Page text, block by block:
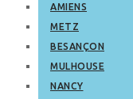
AMIENS
METZ
BESANÇON
MULHOUSE
NANCY